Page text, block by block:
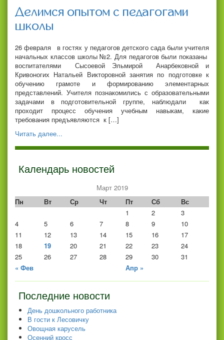
Делимся опытом с педагогами
школы
26 февраля в гостях у педагогов детского сада были учителя
начальных классов школы №2. Для педагогов были показаны
воспитателями Сысоевой Эльмирой Анарбековной и
Кривоногих Натальей Викторовной занятия по подготовке к
обучению грамоте и формированию элементарных
представлений. Учителя познакомились с образовательными
задачами в подготовительной группе, наблюдали как
проходит процесс обучения учебным навыкам, какие
требования предъявляются к […]
Читать далее...
Календарь новостей
Март 2019
Пн
Вт Ср Чт Пт Сб Вс
« Фев Апр »
1 2
3
4
5 6 7 8 9
10
11
12 13 14 15 16
17
18
19 20 21 22 23
24
25
26 27 28 29 30 31
Последние новости
День дошкольного работника
В гости к Лесовичку
Овощная карусель
Осенний кросс